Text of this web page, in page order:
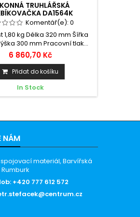
TRUHLÁŘSKÁ
DA1564K
Komentář(e): 0
1,80 kg Délka 320 mm Šířka
300 mm Pracovní tlak...
6 860,70 Kč
Přidat do košíku
In Stock
NÁM
materiál, Barvířská
Rumburk
+420 777 612 572